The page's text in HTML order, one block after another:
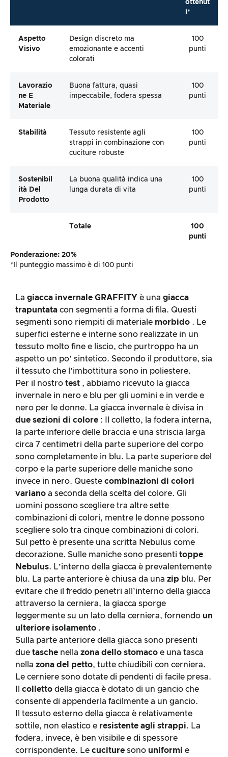
ottenut
i*
Aspetto
Visivo
Design discreto ma
emozionante e accenti
colorati
100
punti
Lavorazio
Ne E
Materiale
Buona fattura, quasi
impeccabile, fodera spessa
100
punti
Stabilità
Tessuto resistente agli
strappi in combinazione con
cuciture robuste
100
punti
Sostenibil
Ità Del
Prodotto
La buona qualità indica una
lunga durata di vita
100
punti
Totale
100
punti
Ponderazione: 20%
*Il punteggio massimo è di 100 punti
La giacca invernale GRAFFITY è una giacca
trapuntata con segmenti a forma di fila. Questi
segmenti sono riempiti di materiale morbido . Le
superfici esterne e interne sono realizzate in un
tessuto molto fine e liscio, che purtroppo ha un
aspetto un po’ sintetico. Secondo il produttore, sia
il tessuto che l’imbottitura sono in poliestere.
Per il nostro test , abbiamo ricevuto la giacca
invernale in nero e blu per gli uomini e in verde e
nero per le donne. La giacca invernale è divisa in
due sezioni di colore : Il colletto, la fodera interna,
la parte inferiore delle braccia e una striscia larga
circa 7 centimetri della parte superiore del corpo
sono completamente in blu. La parte superiore del
corpo e la parte superiore delle maniche sono
invece in nero. Queste combinazioni di colori
variano a seconda della scelta del colore. Gli
uomini possono scegliere tra altre sette
combinazioni di colori, mentre le donne possono
scegliere solo tra cinque combinazioni di colori.
Sul petto è presente una scritta Nebulus come
decorazione. Sulle maniche sono presenti toppe
Nebulus. L’interno della giacca è prevalentemente
blu. La parte anteriore è chiusa da una zip blu. Per
evitare che il freddo penetri all’interno della giacca
attraverso la cerniera, la giacca sporge
leggermente su un lato della cerniera, fornendo un
ulteriore isolamento .
Sulla parte anteriore della giacca sono presenti
due tasche nella zona dello stomaco e una tasca
nella zona del petto, tutte chiudibili con cerniera.
Le cerniere sono dotate di pendenti di facile presa.
colletto della giacca è dotato di un gancio che
consente di appenderla facilmente a un gancio.
Il tessuto esterno della giacca è relativamente
sottile, non elastico e resistente agli strappi. La
fodera, invece, è ben visibile e di spessore
corrispondente. Le cuciture sono uniformi e